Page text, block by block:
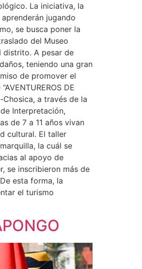
La iniciativa, la
jugando
se busca poner la
del Museo
distrito. A pesar de
teniendo una gran
de promover el
DE
a través de la
Interpretación,
de 7 a 11 años vivan
cultural. El taller
la cuál se
al apoyo de
se inscribieron más de
esta forma, la
el turismo